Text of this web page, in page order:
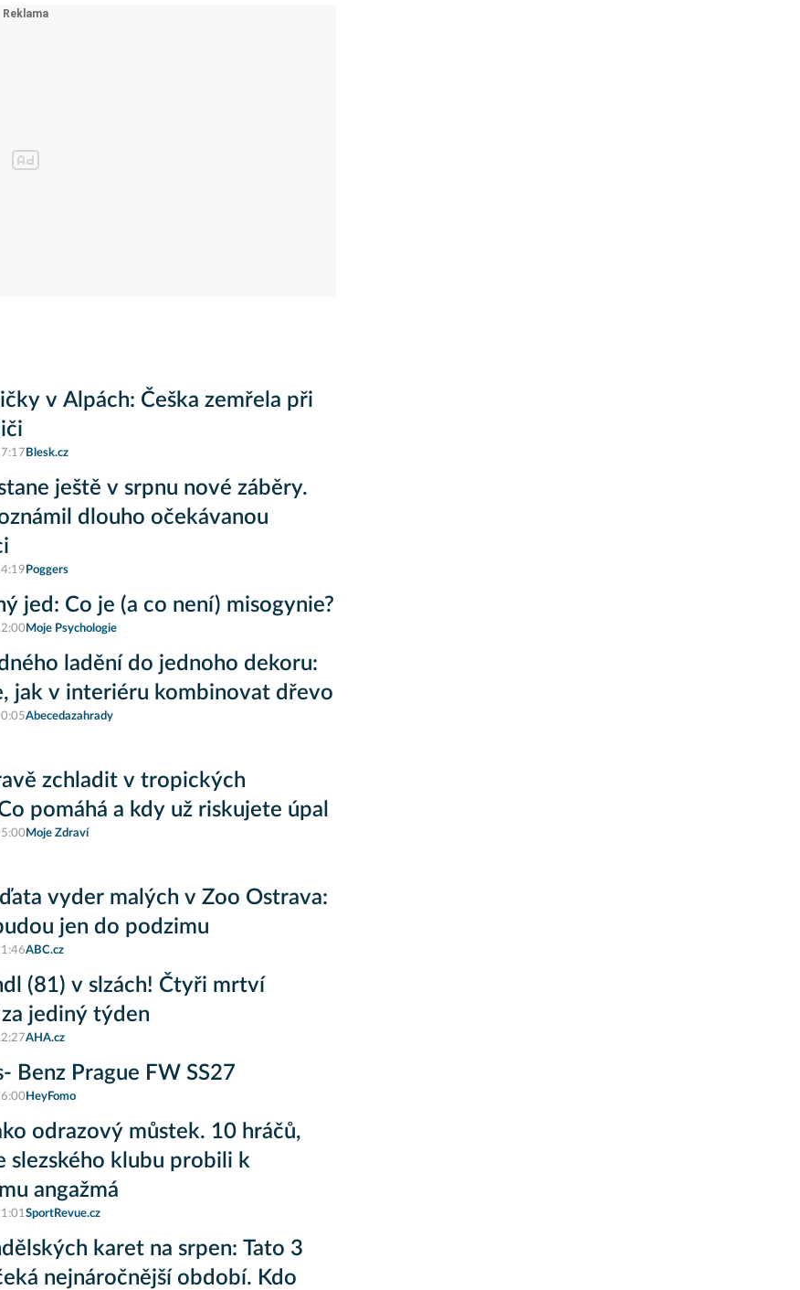
v Alpách: Češka zemřela při
Blesk.cz
ještě v srpnu nové záběry.
dlouho očekávanou
Poggers
jed: Co je (a co není) misogynie?
Moje Psychologie
ladění do jednoho dekoru:
jak v interiéru kombinovat dřevo
Abecedazahrady
zchladit v tropických
pomáhá a kdy už riskujete úpal
Moje Zdraví
vyder malých v Zoo Ostrava:
jen do podzimu
ABC.cz
(81) v slzách! Čtyři mrtví
jediný týden
AHA.cz
Benz Prague FW SS27
HeyFomo
odrazový můstek. 10 hráčů,
slezského klubu probili k
angažmá
SportRevue.cz
karet na srpen: Tato 3
nejnáročnější období. Kdo